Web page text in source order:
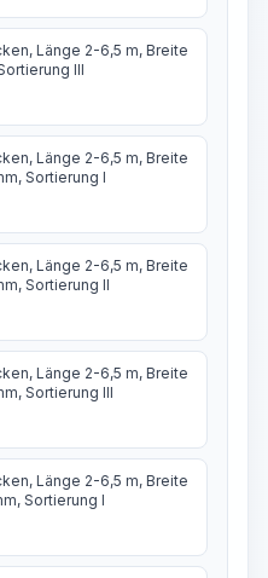
Länge 2-6,5 m, Breite
III
Länge 2-6,5 m, Breite
Sortierung I
Länge 2-6,5 m, Breite
Sortierung II
Länge 2-6,5 m, Breite
Sortierung III
Länge 2-6,5 m, Breite
Sortierung I